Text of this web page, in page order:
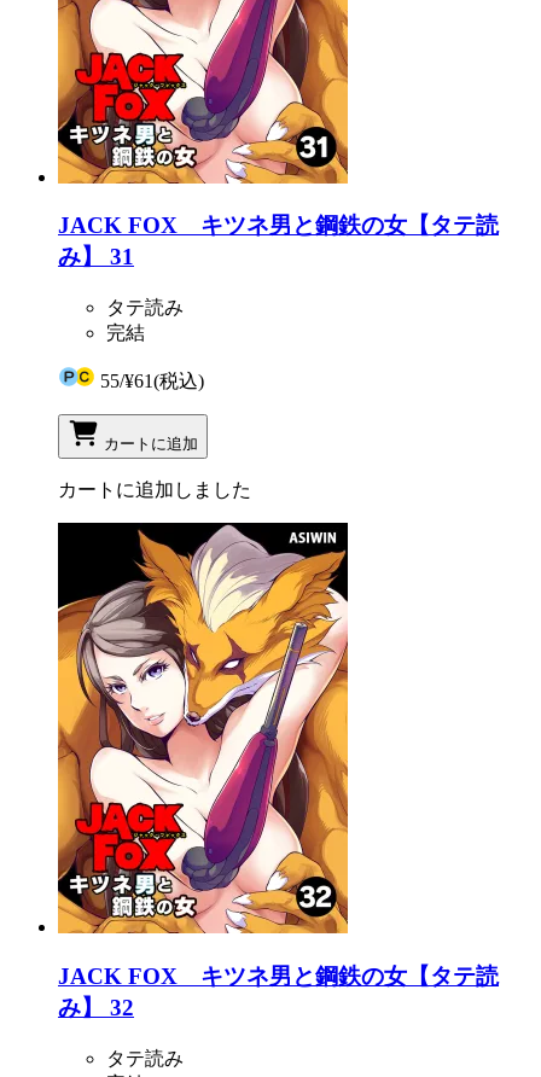
JACK FOX キツネ男と鋼鉄の女【タテ読
み】 31
タテ読み
完結
55/¥61(税込)
カートに追加
カートに追加しました
JACK FOX キツネ男と鋼鉄の女【タテ読
み】 32
タテ読み